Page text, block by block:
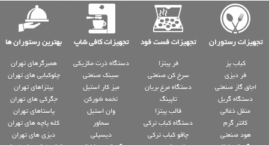
تجهیزات رستوران تجهیزات فست فود تجهیزات کافی شاپ بهترین رستوران ها
کباب پز
فر دیزی
اجاق گاز صنعتی
دستگاه گریل
منقل ذغالی
کانتر گرم
هود صنعتی
فر پیتزا
سرخ کن صنعتی
دستگاه مرغ بریان
تاپینگ
قالب پیتزا
دستگاه کباب ترکی
چاقو کباب ترکی
دستگاه ذرت مکزیکی
سینک صنعتی
میز کار استیل
تخمه شورکن
وان استیل
سماور
دیسپلی
همبرگرهای تهران
چلوکبابی های تهران
پیتزاهای تهران
جگرکی های تهران
پاستاهای تهران
کله پاچه های تهران
دیزی های تهران